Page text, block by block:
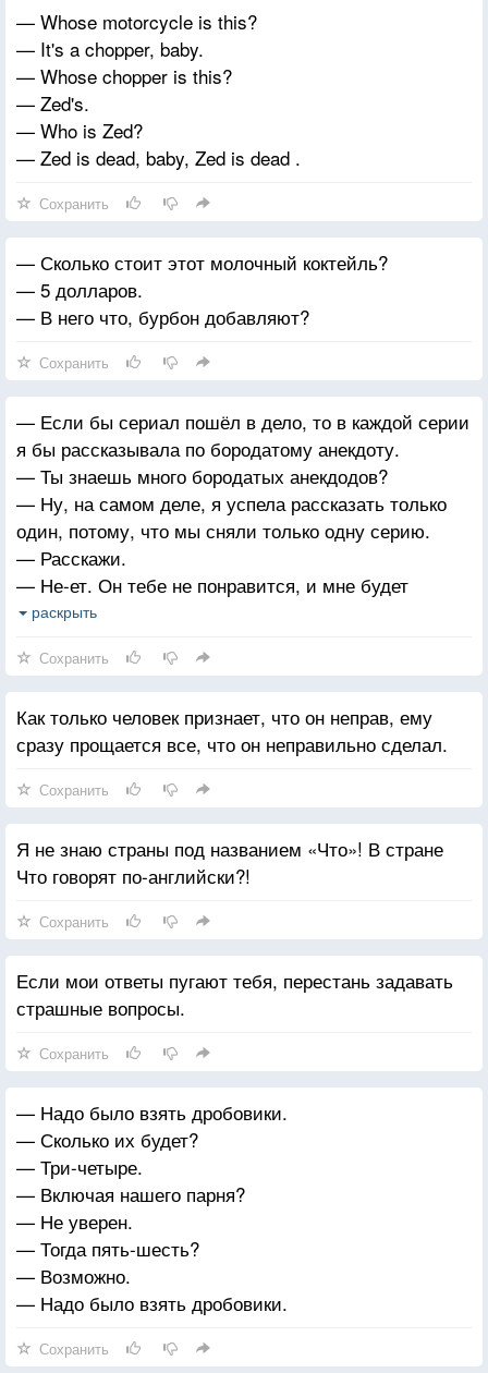
— Whose motorcycle is this?
— It's a chopper, baby.
— Whose chopper is this?
— Zed's.
— Who is Zed?
— Zed is dead, baby, Zed is dead .
Сохранить
— Сколько стоит этот молочный коктейль?
— 5 долларов.
— В него что, бурбон добавляют?
Сохранить
— Если бы сериал пошёл в дело, то в каждой серии
я бы рассказывала по бородатому анекдоту.
— Ты знаешь много бородатых анекдодов?
— Ну, на самом деле, я успела рассказать только
один, потому, что мы сняли только одну серию.
— Расскажи.
— Не-ет. Он тебе не понравится, и мне будет
неудобно.
миллионам человек, и не можешь рассказать его
мне? Обещаю тебе, я не буду смеяться!
— Этого я и боюсь, Винсент.
— Я не это имел в виду. Ну, ты поняла
раскрыть
Сохранить
Как только человек признает, что он неправ, ему
сразу прощается все, что он неправильно сделал.
Сохранить
Я не знаю страны под названием «Что»! В стране
Что говорят по-английски?!
Сохранить
Если мои ответы пугают тебя, перестань задавать
страшные вопросы.
Сохранить
— Надо было взять дробовики.
— Сколько их будет?
— Три-четыре.
— Включая нашего парня?
— Не уверен.
— Тогда пять-шесть?
— Возможно.
— Надо было взять дробовики.
Сохранить